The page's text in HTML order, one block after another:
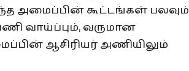
அமைப்பின் கூட்டங்கள் பலவும்
வாய்ப்பும், வருமான
ஆசிரியர் அணியிலும்